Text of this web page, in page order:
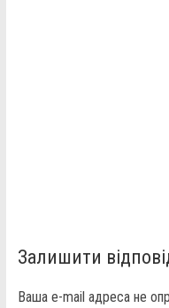
Залишити
Ваша e-mail адреса не